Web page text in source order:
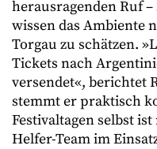
herausragenden Ruf
wissen das Ambiente
Torgau zu schätzen.
Tickets nach
versendet«, berichtet
stemmt er praktisch
Festivaltagen selbst
Helfer-Team im